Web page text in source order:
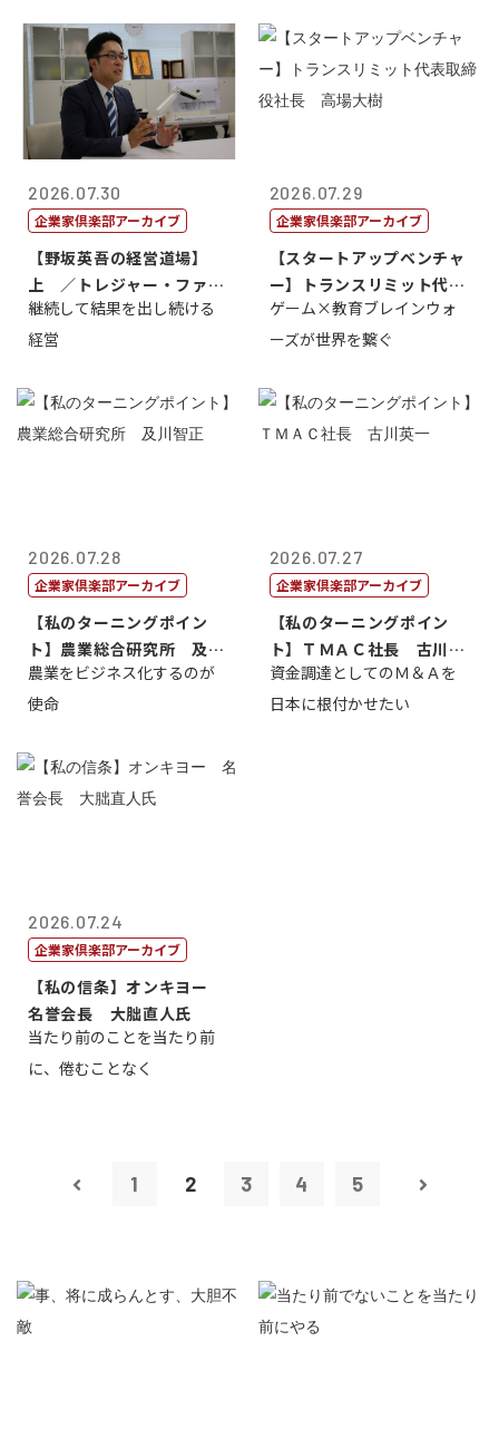
2026.07.30
企業家倶楽部アーカイブ
【野坂英吾の経営道場】
上 ／トレジャー・ファク
トリー社長野坂...
継続して結果を出し続ける
経営
2026.07.29
企業家倶楽部アーカイブ
【スタートアップベンチャ
ー】トランスリミット代表
取締役社長 ...
ゲーム×教育ブレインウォ
ーズが世界を繋ぐ
2026.07.28
企業家倶楽部アーカイブ
【私のターニングポイン
ト】農業総合研究所 及川
智正
農業をビジネス化するのが
使命
2026.07.27
企業家倶楽部アーカイブ
【私のターニングポイン
ト】ＴＭＡＣ社長 古川英
一
資金調達としてのＭ＆Ａを
日本に根付かせたい
2026.07.24
企業家倶楽部アーカイブ
【私の信条】オンキヨー
名誉会長 大朏直人氏
当たり前のことを当たり前
に、倦むことなく
1 2 3 4 5